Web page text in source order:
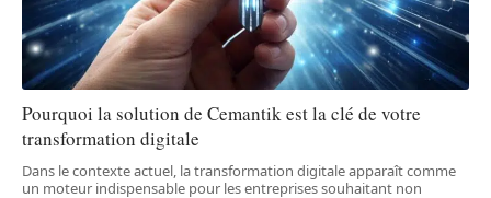
Pourquoi la solution de Cemantik est la clé de votre
transformation digitale
Dans le contexte actuel, la transformation digitale apparaît comme
un moteur indispensable pour les entreprises souhaitant non